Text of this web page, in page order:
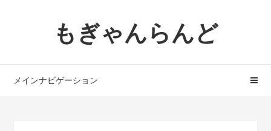
ョ
へ
もぎゃんらんど
メインナビゲーション